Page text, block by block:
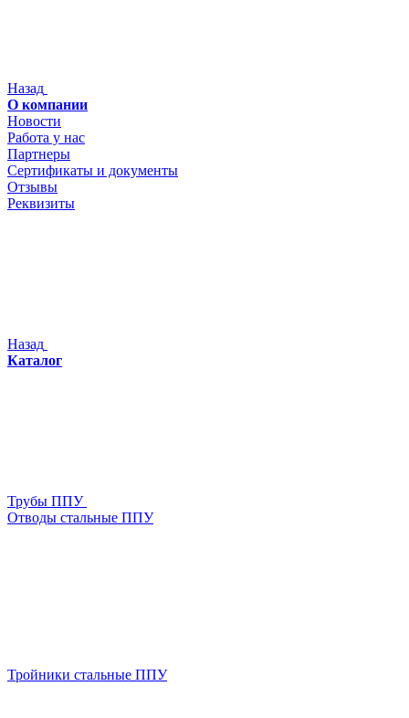
Назад
О компании
Новости
Работа у нас
Партнеры
Сертификаты и документы
Отзывы
Реквизиты
Назад
Каталог
Трубы ППУ
Отводы стальные ППУ
Тройники стальные ППУ